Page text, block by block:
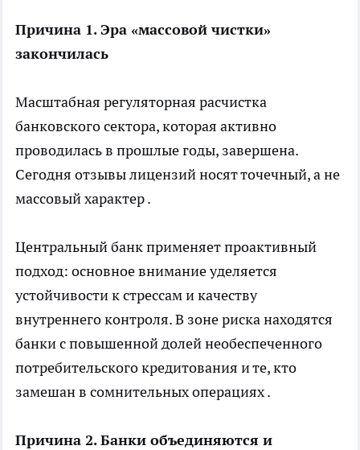
Причина 1. Эра «массовой чистки»
закончилась
Масштабная регуляторная расчистка
банковского сектора, которая активно
проводилась в прошлые годы, завершена.
Сегодня отзывы лицензий носят точечный, а не
массовый характер .
Центральный банк применяет проактивный
подход: основное внимание уделяется
устойчивости к стрессам и качеству
внутреннего контроля. В зоне риска находятся
банки с повышенной долей необеспеченного
потребительского кредитования и те, кто
замешан в сомнительных операциях .
Причина 2. Банки объединяются и